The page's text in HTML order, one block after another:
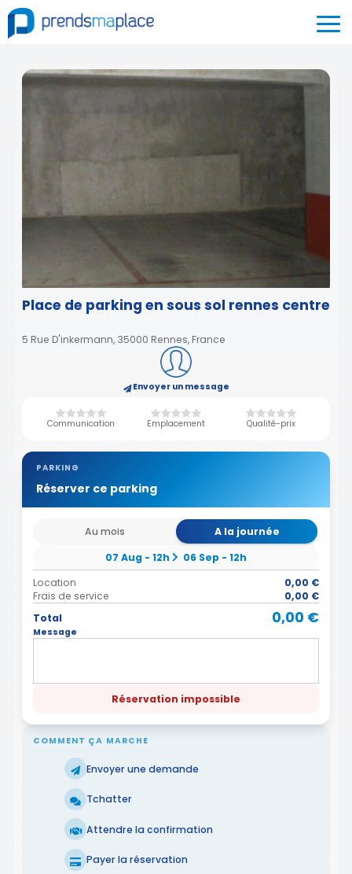
Place de parking en sous sol rennes centre
5 Rue D'inkermann, 35000 Rennes, France
Envoyer un message
Communication Emplacement Qualité-prix
PARKING
Réserver ce parking
Au mois
A la journée
07 Aug - 12h
06 Sep - 12h
Location
0,00 €
Frais de service
0,00 €
Total
0,00 €
Message
Réservation impossible
COMMENT ÇA MARCHE
Envoyer une demande
Tchatter
Attendre la confirmation
Payer la réservation